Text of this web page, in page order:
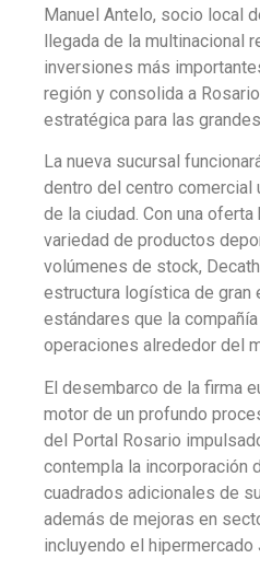
Manuel Antelo, socio local
llegada de la multinacional
inversiones más
región y consolida a
estratégica para las
La nueva sucursal
dentro del centro comercial
de la ciudad. Con una
variedad de productos
volúmenes de stock,
estructura logística de gran
estándares que la
operaciones alrededor del
El desembarco de la firma
motor de un profundo
del Portal Rosario
contempla la incorporación
cuadrados adicionales de
además de mejoras en
incluyendo el hipermercado